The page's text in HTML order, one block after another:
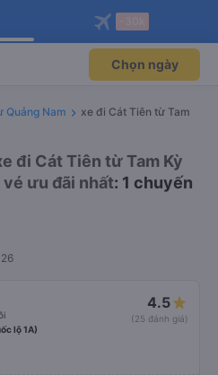
ngay!
viên độc
Mở app
vé máy bay qua
Mở app
Chọn ngày
Quảng Nam
xe đi Cát Tiên từ Tam
đi Cát Tiên từ Tam Kỳ
ưu đãi nhất: 1 chuyến
4.5
(25 đánh giá)
lộ 1A)